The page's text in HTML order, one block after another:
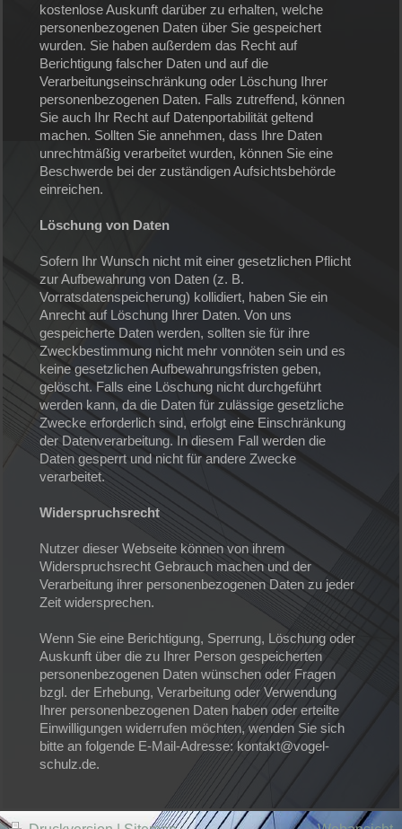
kostenlose Auskunft darüber zu erhalten, welche
personenbezogenen Daten über Sie gespeichert
wurden. Sie haben außerdem das Recht auf
Berichtigung falscher Daten und auf die
Verarbeitungseinschränkung oder Löschung Ihrer
personenbezogenen Daten. Falls zutreffend, können
Sie auch Ihr Recht auf Datenportabilität geltend
machen. Sollten Sie annehmen, dass Ihre Daten
unrechtmäßig verarbeitet wurden, können Sie eine
Beschwerde bei der zuständigen Aufsichtsbehörde
einreichen.
Löschung von Daten
Sofern Ihr Wunsch nicht mit einer gesetzlichen Pflicht
zur Aufbewahrung von Daten (z. B.
Vorratsdatenspeicherung) kollidiert, haben Sie ein
Anrecht auf Löschung Ihrer Daten. Von uns
gespeicherte Daten werden, sollten sie für ihre
Zweckbestimmung nicht mehr vonnöten sein und es
keine gesetzlichen Aufbewahrungsfristen geben,
gelöscht. Falls eine Löschung nicht durchgeführt
werden kann, da die Daten für zulässige gesetzliche
Zwecke erforderlich sind, erfolgt eine Einschränkung
der Datenverarbeitung. In diesem Fall werden die
Daten gesperrt und nicht für andere Zwecke
verarbeitet.
Widerspruchsrecht
Nutzer dieser Webseite können von ihrem
Widerspruchsrecht Gebrauch machen und der
Verarbeitung ihrer personenbezogenen Daten zu jeder
Zeit widersprechen.
Wenn Sie eine Berichtigung, Sperrung, Löschung oder
Auskunft über die zu Ihrer Person gespeicherten
personenbezogenen Daten wünschen oder Fragen
bzgl. der Erhebung, Verarbeitung oder Verwendung
Ihrer personenbezogenen Daten haben oder erteilte
Einwilligungen widerrufen möchten, wenden Sie sich
bitte an folgende E-Mail-Adresse: kontakt@vogel-
schulz.de.